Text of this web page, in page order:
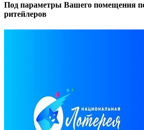
Под параметры Вашего помещения
ритейлеров